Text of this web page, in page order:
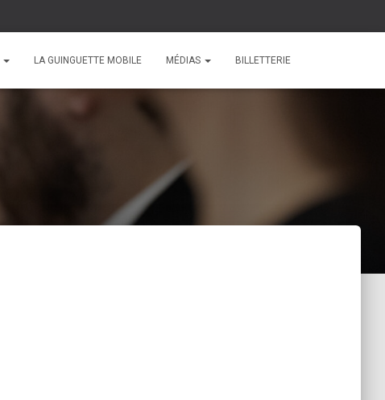
LA GUINGUETTE MOBILE MÉDIAS BILLETTERIE